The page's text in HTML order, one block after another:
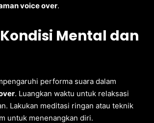
voice over.
Mental dan
performa suara dalam
. Luangkan waktu untuk relaksasi
Lakukan meditasi ringan atau teknik
untuk menenangkan diri.